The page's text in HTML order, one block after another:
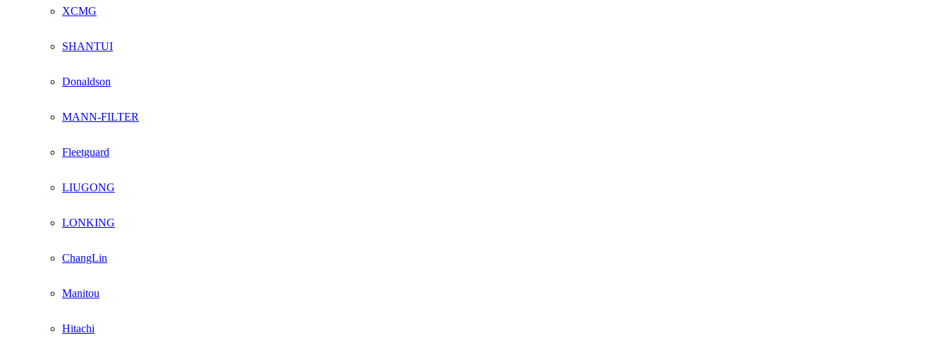
XCMG
SHANTUI
Donaldson
MANN-FILTER
Fleetguard
LIUGONG
LONKING
ChangLin
Manitou
Hitachi